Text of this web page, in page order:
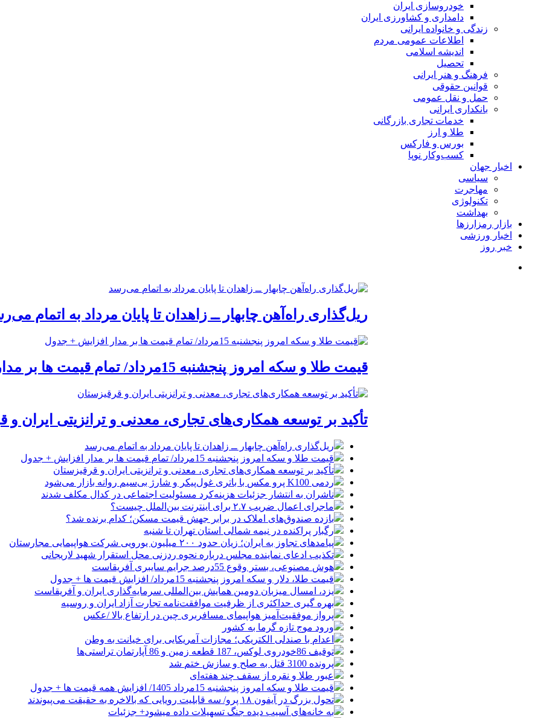
خودروسازی ایران
دامداری و کشاورزی ایران
زندگی و خانواده ایرانی
اطلاعات عمومی مردم
اندیشه اسلامی
تحصیل
فرهنگ و هنر ایرانی
قوانین حقوقی
حمل و نقل عمومی
بانکداری ایرانی
خدمات تجاری بازرگانی
طلا و ارز
بورس و فارکس
کسب‌وکار نوپا
اخبار جهان
سیاسی
مهاجرت
تکنولوژی
بهداشت
بازار رمزارزها
اخبار ورزشی
خبر روز
ریل‌گذاری راه‌آهن چابهار ــ زاهدان تا پایان مرداد به اتمام
قیمت طلا و سکه امروز پنجشنبه 15مرداد/ تمام قیمت ها بر مدار افزایش + جدول
تأکید بر توسعه همکاری‌های تجاری، معدنی و ترانزیتی ایران و
ریل‌گذاری راه‌آهن چابهار ــ زاهدان تا پایان مرداد به اتمام می‌رسد
قیمت طلا و سکه امروز پنجشنبه 15مرداد/ تمام قیمت ها بر مدار افزایش + جدول
تأکید بر توسعه همکاری‌های تجاری، معدنی و ترانزیتی ایران و قرقیزستان
ردمی K100 پرو مکس با باتری غول‌پیکر و شارژ بی‌سیم روانه بازار می‌شود
ناشران به انتشار جزئیات هزینه‌کرد مسئولیت اجتماعی در کدال مکلف شدند
ماجرای اعمال ضریب ۲.۷ برای اینترنت بین‌الملل چیست؟
بازده صندوق‌های املاک در برابر جهش قیمت مسکن؛ کدام برنده شد؟
رگبار پراکنده در نیمه شمالی استان تهران تا شنبه
پیامدهای تجاوز به ایران؛ زیان حدود ۲۰۰ میلیون یورویی شرکت هواپیمایی مجارستان
تکذیب ادعای نماینده مجلس درباره نحوه ردزنی محل استقرار شهید لاریجانی
هوش مصنوعی، بستر وقوع 55درصد جرایم سایبری آفریقاست
قیمت طلا، دلار و سکه امروز پنجشنبه 15مرداد/ افزایش قیمت ها + جدول
یزد، امسال میزبان دومین همایش بین‌المللی سرمایه‌گذاری ایران و آفریقاست
بهره گیری حداکثری از ظرفیت موافقت‌نامه تجارت آزاد ایران و روسیه
پرواز موفقیت‌آمیز هواپیمای مسافربری چین در ارتفاع بالا /عکس
ورود موج تازه گرما به کشور
اعدام با صندلی الکتریکی؛ مجازات آمریکایی برای خیانت به وطن
توقیف 86خودروی لوکس، 187 قطعه زمین و 86 آپارتمان تراستی‌ها
پرونده 3100 قتل به صلح و سازش ختم شد
عبور طلا و نقره از سقف چند هفته‌ای
قیمت طلا و سکه امروز پنجشنبه 15مرداد 1405/ افزایش همه قیمت ها + جدول
تحول بزرگ در آیفون ۱۸ پرو/ سه قابلیت رویایی که بالاخره به حقیقت می‌پیوندند
به خانه‌های آسیب دیده جنگ تسهیلات داده میشود+ جزئیات